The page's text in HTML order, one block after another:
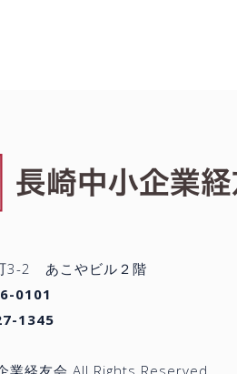
3-2 あこやビル２階
0101
1345
業経友会.All Rights Reserved.